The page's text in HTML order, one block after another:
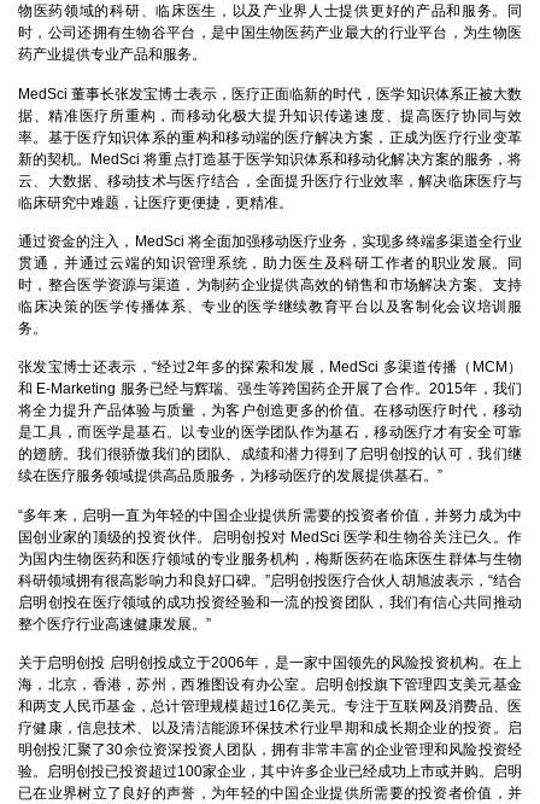
物医药领域的科研、临床医生，以及产业界人士提供更好的产品和服务。同
时，公司还拥有生物谷平台，是中国生物医药产业最大的行业平台，为生物医
药产业提供专业产品和服务。
MedSci 董事长张发宝博士表示，医疗正面临新的时代，医学知识体系正被大数
据、精准医疗所重构，而移动化极大提升知识传递速度、提高医疗协同与效
率。基于医疗知识体系的重构和移动端的医疗解决方案，正成为医疗行业变革
新的契机。MedSci 将重点打造基于医学知识体系和移动化解决方案的服务，将
云、大数据、移动技术与医疗结合，全面提升医疗行业效率，解决临床医疗与
临床研究中难题，让医疗更便捷，更精准。
通过资金的注入，MedSci 将全面加强移动医疗业务，实现多终端多渠道全行业
贯通，并通过云端的知识管理系统，助力医生及科研工作者的职业发展。同
时，整合医学资源与渠道，为制药企业提供高效的销售和市场解决方案、支持
临床决策的医学传播体系、专业的医学继续教育平台以及客制化会议培训服
务。
张发宝博士还表示，“经过2年多的探索和发展，MedSci 多渠道传播（MCM）
和 E-Marketing 服务已经与辉瑞、强生等跨国药企开展了合作。2015年，我们
将全力提升产品体验与质量，为客户创造更多的价值。在移动医疗时代，移动
是工具，而医学是基石。以专业的医学团队作为基石，移动医疗才有安全可靠
的翅膀。我们很骄傲我们的团队、成绩和潜力得到了启明创投的认可，我们继
续在医疗服务领域提供高品质服务，为移动医疗的发展提供基石。”
“多年来，启明一直为年轻的中国企业提供所需要的投资者价值，并努力成为中
国创业家的顶级的投资伙伴。启明创投对 MedSci 医学和生物谷关注已久。作
为国内生物医药和医疗领域的专业服务机构，梅斯医药在临床医生群体与生物
科研领域拥有很高影响力和良好口碑。”启明创投医疗合伙人胡旭波表示，“结合
启明创投在医疗领域的成功投资经验和一流的投资团队，我们有信心共同推动
整个医疗行业高速健康发展。”
关于启明创投 启明创投成立于2006年，是一家中国领先的风险投资机构。在上
海，北京，香港，苏州，西雅图设有办公室。启明创投旗下管理四支美元基金
和两支人民币基金，总计管理规模超过16亿美元。专注于互联网及消费品、医
疗健康，信息技术、以及清洁能源环保技术行业早期和成长期企业的投资。启
明创投汇聚了30余位资深投资人团队，拥有非常丰富的企业管理和风险投资经
验。启明创投已投资超过100家企业，其中许多企业已经成功上市或并购。启明
已在业界树立了良好的声誉，为年轻的中国企业提供所需要的投资者价值，并